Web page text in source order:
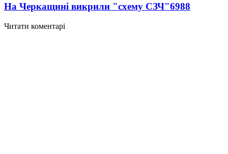
На Черкащині викрили "схему СЗЧ"6988
Читати коментарі